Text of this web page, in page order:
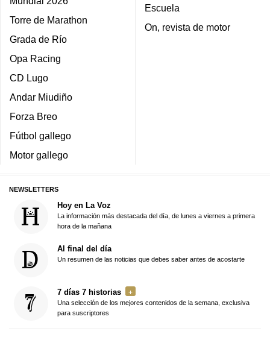
Torre de Marathon
Grada de Río
Opa Racing
CD Lugo
Andar Miudiño
Forza Breo
Fútbol gallego
Motor gallego
Escuela
On, revista de motor
NEWSLETTERS
Hoy en La Voz
La información más destacada del día, de lunes a viernes a primera
hora de la mañana
Al final del día
Un resumen de las noticias que debes saber antes de acostarte
7 días 7 historias
Una selección de los mejores contenidos de la semana, exclusiva
para suscriptores